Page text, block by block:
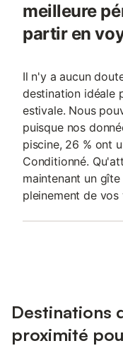
meilleure
partir en
Il n'y a aucun
destination idéale
estivale. Nous
puisque nos
piscine, 26 % ont
Conditionné.
maintenant un
pleinement de vos
Destinations
proximité